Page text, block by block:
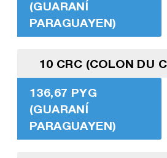
(GUARANÍ
PARAGUAYEN)
10 CRC (COLON DU
136,67 PYG
(GUARANÍ
PARAGUAYEN)